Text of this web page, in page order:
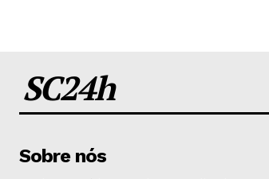
SC24h
Sobre nós